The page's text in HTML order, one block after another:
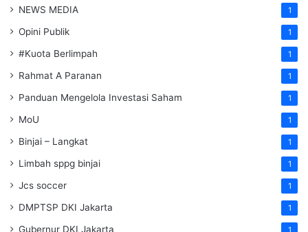
NEWS MEDIA 1
Opini Publik 1
#Kuota Berlimpah 1
Rahmat A Paranan 1
Panduan Mengelola Investasi Saham 1
MoU 1
Binjai – Langkat 1
Limbah sppg binjai 1
Jcs soccer 1
DMPTSP DKI Jakarta 1
Gubernur DKI Jakarta 1